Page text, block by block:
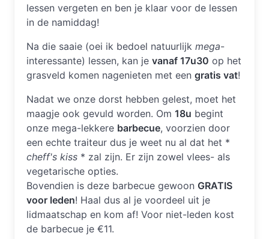
lessen vergeten en ben je klaar voor de lessen
in de namiddag!
Na die saaie (oei ik bedoel natuurlijk mega-
interessante) lessen, kan je vanaf 17u30 op het
grasveld komen nagenieten met een gratis vat!
Nadat we onze dorst hebben gelest, moet het
maagje ook gevuld worden. Om 18u begint
onze mega-lekkere barbecue, voorzien door
een echte traiteur dus je weet nu al dat het *
cheff's kiss * zal zijn. Er zijn zowel vlees- als
vegetarische opties.
Bovendien is deze barbecue gewoon GRATIS
voor leden! Haal dus al je voordeel uit je
lidmaatschap en kom af! Voor niet-leden kost
de barbecue je €11.